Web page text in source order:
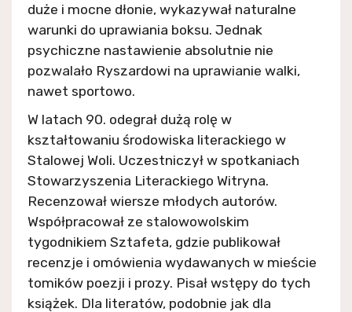
duże i mocne dłonie, wykazywał naturalne
warunki do uprawiania boksu. Jednak
psychiczne nastawienie absolutnie nie
pozwalało Ryszardowi na uprawianie walki,
nawet sportowo.
W latach 90. odegrał dużą rolę w
kształtowaniu środowiska literackiego w
Stalowej Woli. Uczestniczył w spotkaniach
Stowarzyszenia Literackiego Witryna.
Recenzował wiersze młodych autorów.
Współpracował ze stalowowolskim
tygodnikiem Sztafeta, gdzie publikował
recenzje i omówienia wydawanych w mieście
tomików poezji i prozy. Pisał wstępy do tych
książek. Dla literatów, podobnie jak dla